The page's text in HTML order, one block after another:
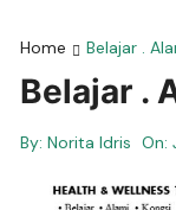
Home Belajar .
Belajar .
By: Norita Idris On: